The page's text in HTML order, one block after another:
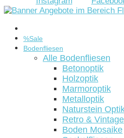
%Sale
Bodenfliesen
Alle Bodenfliesen
Betonoptik
Holzoptik
Marmoroptik
Metalloptik
Naturstein
Retro & Vintage
Boden Mosaike